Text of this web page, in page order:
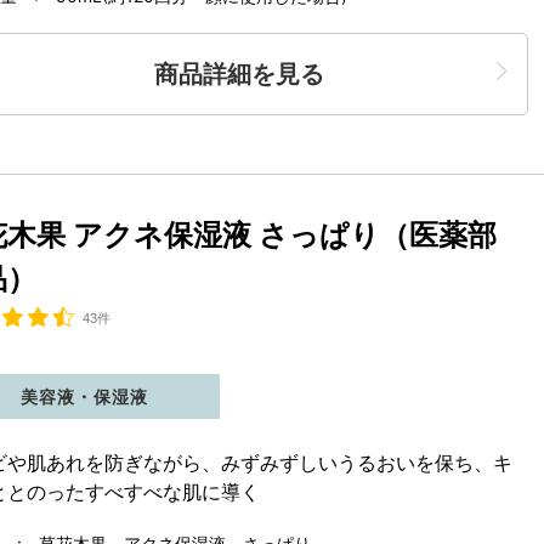
商品詳細を見る
木果 アクネ保湿液 さっぱり（医薬部
43件
美容液・保湿液
や肌あれを防ぎながら、みずみずしいうるおいを保ち、キ
とのったすべすべな肌に導く